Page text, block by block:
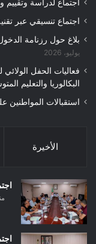
اجتماع لدراسة
اجتماع تنسيقي عبر
بلاغ حول رزنامة الدخول
يوليو، 2026
فعاليات الحفل
البكالوريا والتعليم
استقبالات المواطنين
الأخيرة
منذ